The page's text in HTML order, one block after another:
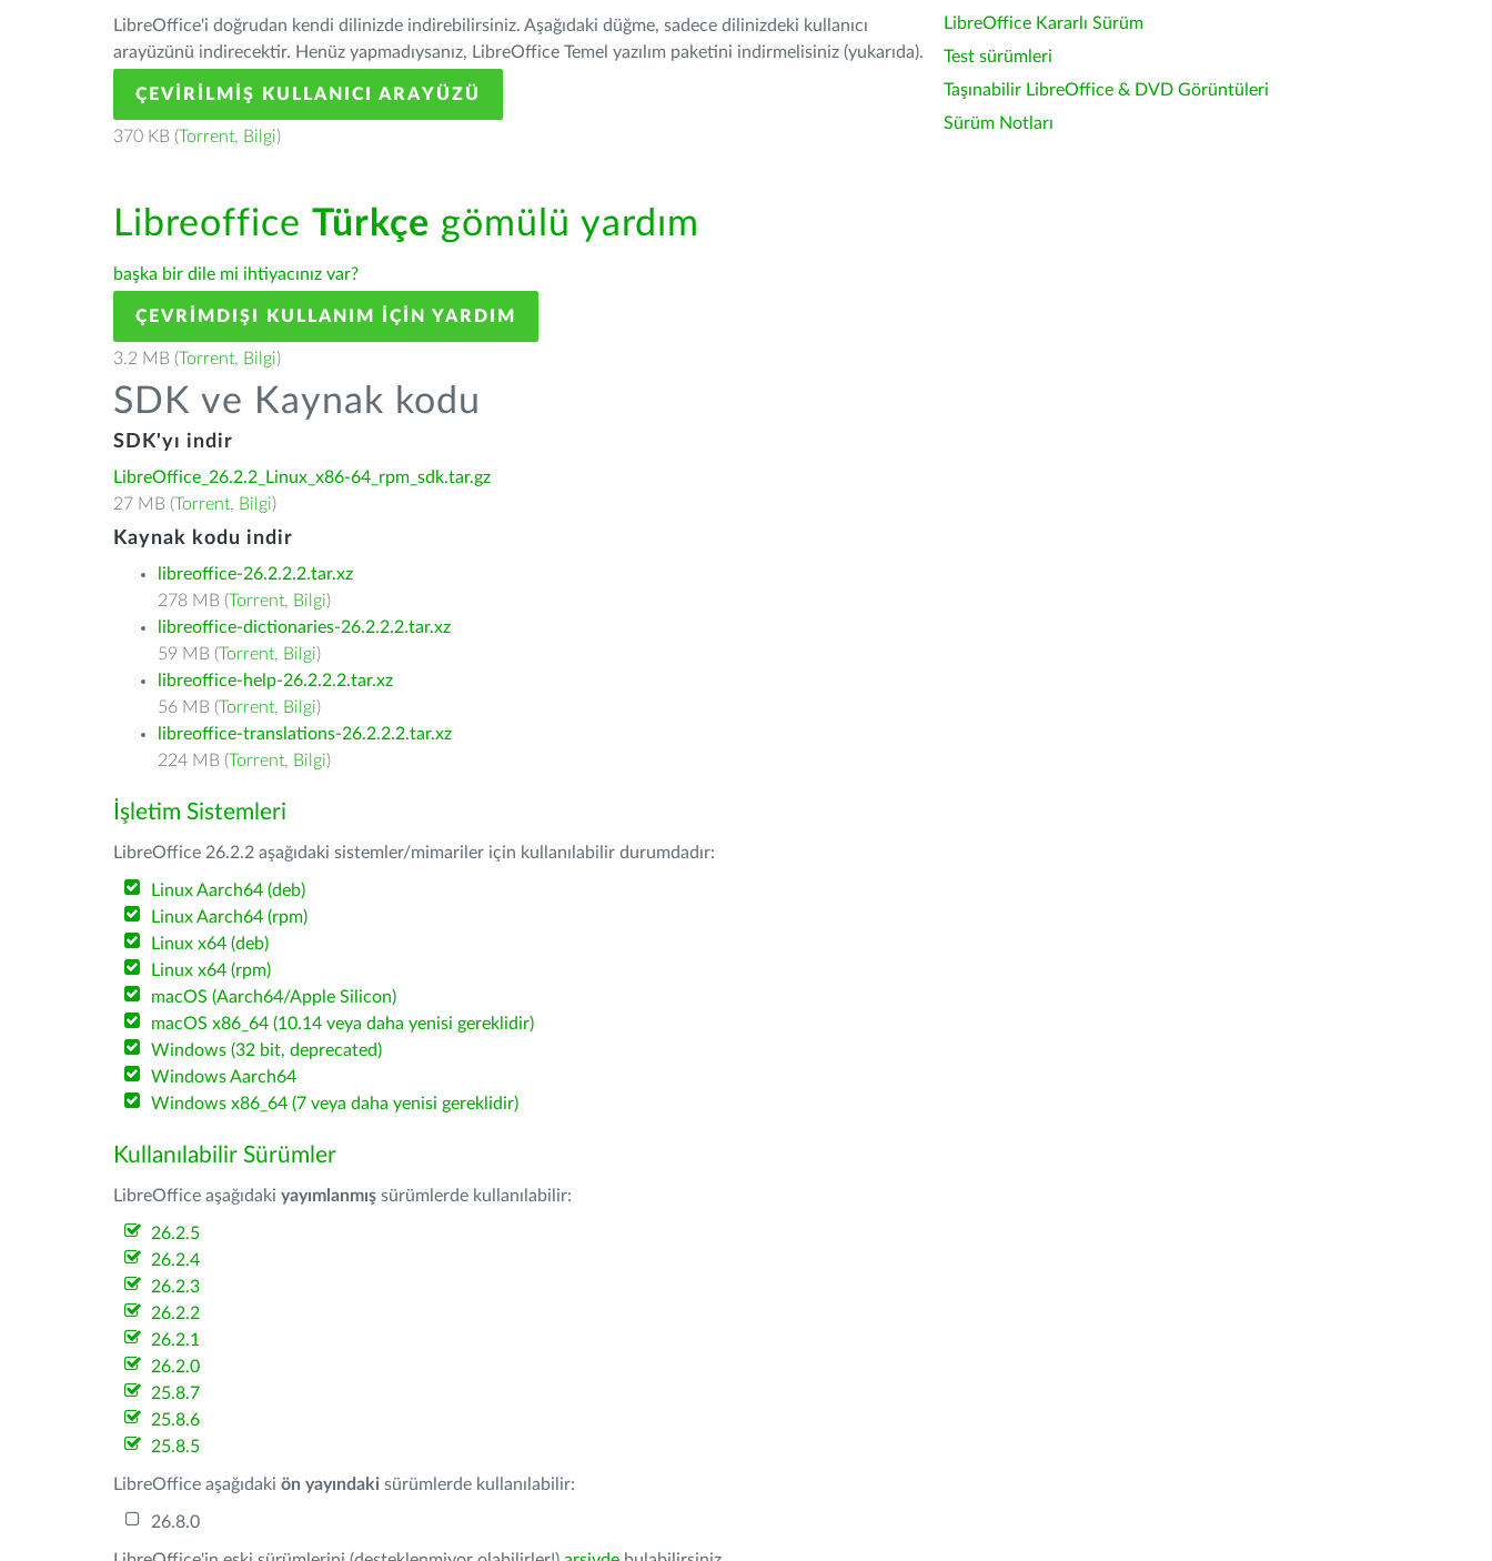
LibreOffice'i doğrudan kendi dilinizde indirebilirsiniz. Aşağıdaki düğme, sadece dilinizdeki kullanıcı
arayüzünü indirecektir. Henüz yapmadıysanız, LibreOffice Temel yazılım paketini indirmelisiniz (yukarıda).
ÇEVIRILMIŞ KULLANICI ARAYÜZÜ
370 KB (Torrent, Bilgi)
Libreoffice Türkçe gömülü yardım
başka bir dile mi ihtiyacınız var?
ÇEVRIMDIŞI KULLANIM IÇIN YARDIM
3.2 MB (Torrent, Bilgi)
SDK ve Kaynak kodu
SDK'yı indir
LibreOffice_26.2.2_Linux_x86-64_rpm_sdk.tar.gz
27 MB (Torrent, Bilgi)
Kaynak kodu indir
libreoffice-26.2.2.2.tar.xz
278 MB (Torrent, Bilgi)
libreoffice-dictionaries-26.2.2.2.tar.xz
59 MB (Torrent, Bilgi)
libreoffice-help-26.2.2.2.tar.xz
56 MB (Torrent, Bilgi)
libreoffice-translations-26.2.2.2.tar.xz
224 MB (Torrent, Bilgi)
İşletim Sistemleri
LibreOffice 26.2.2 aşağıdaki sistemler/mimariler için kullanılabilir durumdadır:
Linux Aarch64 (deb)
Linux Aarch64 (rpm)
Linux x64 (deb)
Linux x64 (rpm)
macOS (Aarch64/Apple Silicon)
macOS x86_64 (10.14 veya daha yenisi gereklidir)
Windows (32 bit, deprecated)
Windows Aarch64
Windows x86_64 (7 veya daha yenisi gereklidir)
Kullanılabilir Sürümler
LibreOffice aşağıdaki yayımlanmış sürümlerde kullanılabilir:
26.2.5
26.2.4
26.2.3
26.2.2
26.2.1
26.2.0
25.8.7
25.8.6
25.8.5
LibreOffice aşağıdaki ön yayındaki sürümlerde kullanılabilir:
26.8.0
LibreOffice Kararlı Sürüm
Test sürümleri
Taşınabilir LibreOffice & DVD Görüntüleri
Sürüm Notları